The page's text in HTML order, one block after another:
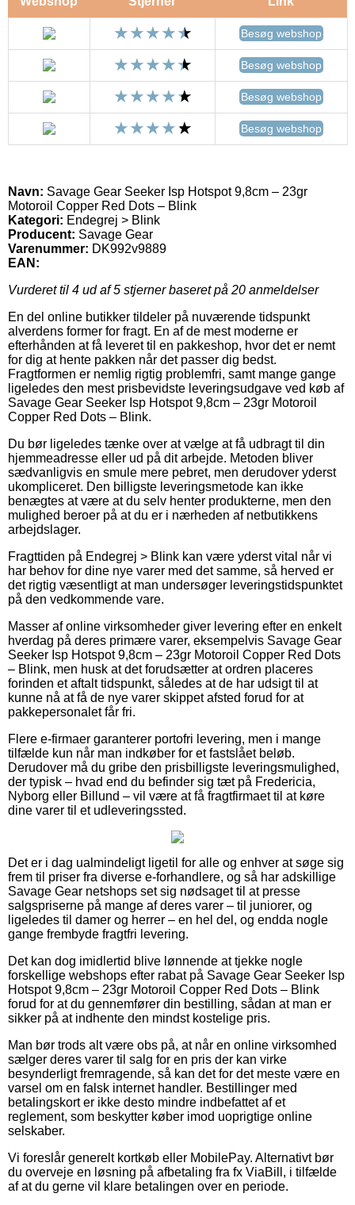
Besøg webshop
Besøg webshop
Besøg webshop
Besøg webshop
Navn: Savage Gear Seeker Isp Hotspot 9,8cm – 23gr
Motoroil Copper Red Dots – Blink
Kategori: Endegrej > Blink
Producent: Savage Gear
Varenummer: DK992v9889
EAN:
Vurderet til 4 ud af 5 stjerner baseret på 20 anmeldelser
En del online butikker tildeler på nuværende tidspunkt
alverdens former for fragt. En af de mest moderne er
efterhånden at få leveret til en pakkeshop, hvor det er nemt
for dig at hente pakken når det passer dig bedst.
Fragtformen er nemlig rigtig problemfri, samt mange gange
ligeledes den mest prisbevidste leveringsudgave ved køb af
Savage Gear Seeker Isp Hotspot 9,8cm – 23gr Motoroil
Copper Red Dots – Blink.
Du bør ligeledes tænke over at vælge at få udbragt til din
hjemmeadresse eller ud på dit arbejde. Metoden bliver
sædvanligvis en smule mere pebret, men derudover yderst
ukompliceret. Den billigste leveringsmetode kan ikke
benægtes at være at du selv henter produkterne, men den
mulighed beroer på at du er i nærheden af netbutikkens
arbejdslager.
Fragttiden på Endegrej > Blink kan være yderst vital når vi
har behov for dine nye varer med det samme, så herved er
det rigtig væsentligt at man undersøger leveringstidspunktet
på den vedkommende vare.
Masser af online virksomheder giver levering efter en enkelt
hverdag på deres primære varer, eksempelvis Savage Gear
Seeker Isp Hotspot 9,8cm – 23gr Motoroil Copper Red Dots
– Blink, men husk at det forudsætter at ordren placeres
forinden et aftalt tidspunkt, således at de har udsigt til at
kunne nå at få de nye varer skippet afsted forud for at
pakkepersonalet får fri.
Flere e-firmaer garanterer portofri levering, men i mange
tilfælde kun når man indkøber for et fastslået beløb.
Derudover må du gribe den prisbilligste leveringsmulighed,
der typisk – hvad end du befinder sig tæt på Fredericia,
Nyborg eller Billund – vil være at få fragtfirmaet til at køre
dine varer til et udleveringssted.
Det er i dag ualmindeligt ligetil for alle og enhver at søge sig
frem til priser fra diverse e-forhandlere, og så har adskillige
Savage Gear netshops set sig nødsaget til at presse
salgspriserne på mange af deres varer – til juniorer, og
ligeledes til damer og herrer – en hel del, og endda nogle
gange frembyde fragtfri levering.
Det kan dog imidlertid blive lønnende at tjekke nogle
forskellige webshops efter rabat på Savage Gear Seeker Isp
Hotspot 9,8cm – 23gr Motoroil Copper Red Dots – Blink
forud for at du gennemfører din bestilling, sådan at man er
sikker på at indhente den mindst kostelige pris.
Man bør trods alt være obs på, at når en online virksomhed
sælger deres varer til salg for en pris der kan virke
besynderligt fremragende, så kan det for det meste være en
varsel om en falsk internet handler. Bestillinger med
betalingskort er ikke desto mindre indbefattet af et
reglement, som beskytter køber imod uoprigtige online
selskaber.
Vi foreslår generelt kortkøb eller MobilePay. Alternativt bør
du overveje en løsning på afbetaling fra fx ViaBill, i tilfælde
af at du gerne vil klare betalingen over en periode.